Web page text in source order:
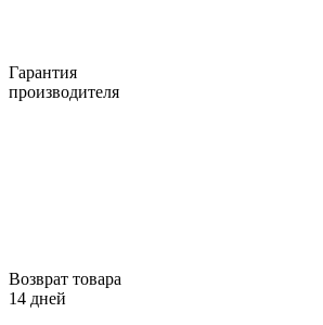
Гарантия
производителя
Возврат товара
14 дней